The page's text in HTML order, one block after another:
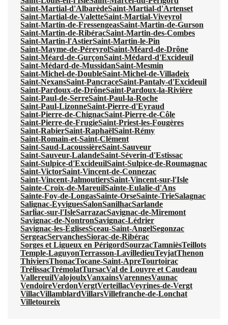
Saint-Martial-d'AlbarèdeSaint-Martial-d'Artenset
Saint-Martial-de-ValetteSaint-Martial-Viveyrol
Saint-Martin-de-FressengeasSaint-Martin-de-Gurson
Saint-Martin-de-RibéracSaint-Martin-des-Combes
Saint-Martin-l'AstierSaint-Martin-le-Pin
Saint-Mayme-de-PéreyrolSaint-Méard-de-Drône
Saint-Méard-de-GurçonSaint-Médard-d'Excideuil
Saint-Médard-de-MussidanSaint-Mesmin
Saint-Michel-de-DoubleSaint-Michel-de-Villadeix
Saint-NexansSaint-PancraceSaint-Pantaly-d'Excideuil
Saint-Pardoux-de-DrôneSaint-Pardoux-la-Rivière
Saint-Paul-de-SerreSaint-Paul-la-Roche
Saint-Paul-LizonneSaint-Pierre-d'Eyraud
Saint-Pierre-de-ChignacSaint-Pierre-de-Côle
Saint-Pierre-de-FrugieSaint-Priest-les-Fougères
Saint-RabierSaint-RaphaëlSaint-Rémy
Saint-Romain-et-Saint-Clément
Saint-Saud-LacoussièreSaint-Sauveur
Saint-Sauveur-LalandeSaint-Séverin-d'Estissac
Saint-Sulpice-d'ExcideuilSaint-Sulpice-de-Roumagnac
Saint-VictorSaint-Vincent-de-Connezac
Saint-Vincent-JalmoutiersSaint-Vincent-sur-l'Isle
Sainte-Croix-de-MareuilSainte-Eulalie-d'Ans
Sainte-Foy-de-LongasSainte-OrseSainte-TrieSalagnac
Salignac-EyviguesSalonSanilhacSarlande
Sarliac-sur-l'IsleSarrazacSavignac-de-Miremont
Savignac-de-NontronSavignac-Lédrier
Savignac-les-ÉglisesSceau-Saint-AngelSegonzac
SergeacServanchesSiorac-de-Ribérac
Sorges et Ligueux en PérigordSourzacTamnièsTeillots
Temple-LaguyonTerrasson-LavilledieuTeyjatThenon
ThiviersThonacTocane-Saint-ApreTourtoirac
TrélissacTrémolatTursacVal de Louyre et Caudeau
VallereuilValojoulxVanxainsVarennesVaunac
VendoireVerdonVergtVerteillacVeyrines-de-Vergt
VillacVillamblardVillarsVillefranche-de-Lonchat
Villetoureix